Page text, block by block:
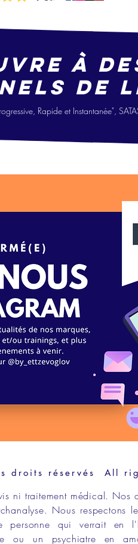
à
ls de
Rapide et Instantanée",
droits réservés All
ni traitement médical. Nos
. Nous respectons
personne qui verrait en l
ou un psychiatre en